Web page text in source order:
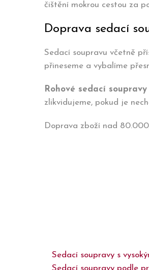
čištění mokrou cestou za
Doprava sedací
Sedací soupravu včetně
přineseme a vybalíme
Rohové sedací soupravy
zlikvidujeme, pokud je
Doprava zboží nad
Sedací soupravy s
Sedací soupravy podle